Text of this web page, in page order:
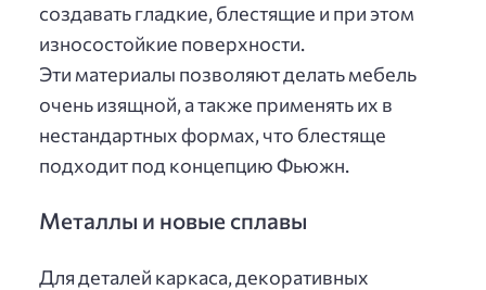
создавать гладкие, блестящие и при этом
износостойкие поверхности.
Эти материалы позволяют делать мебель
очень изящной, а также применять их в
нестандартных формах, что блестяще
подходит под концепцию Фьюжн.
Металлы и новые сплавы
Для деталей каркаса, декоративных